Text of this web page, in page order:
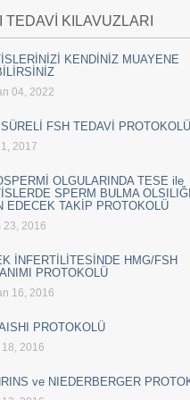
TEDAVİ KILAVUZLARI
KENDİNİZ MUAYENE
04, 2022
FSH TEDAVİ PROTOKOLÜ
2017
OLGULARINDA TESE ile
SPERM BULMA
EDECEK TAKİP PROTOKOLÜ
23, 2016
İNFERTİLİTESİNDE HMG/FSH
PROTOKOLÜ
16, 2016
PROTOKOLÜ
18, 2016
ve NIEDERBERGER